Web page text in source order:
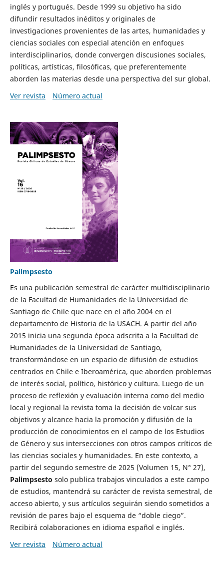
inglés y portugués. Desde 1999 su objetivo ha sido
difundir resultados inéditos y originales de
investigaciones provenientes de las artes, humanidades y
ciencias sociales con especial atención en enfoques
interdisciplinarios, donde convergen discusiones sociales,
políticas, artísticas, filosóficas, que preferentemente
aborden las materias desde una perspectiva del sur global.
Ver revista
Número actual
Palimpsesto
Es una publicación semestral de carácter multidisciplinario
de la Facultad de Humanidades de la Universidad de
Santiago de Chile que nace en el año 2004 en el
departamento de Historia de la USACH. A partir del año
2015 inicia una segunda época adscrita a la Facultad de
Humanidades de la Universidad de Santiago,
transformándose en un espacio de difusión de estudios
centrados en Chile e Iberoamérica, que aborden problemas
de interés social, político, histórico y cultura. Luego de un
proceso de reflexión y evaluación interna como del medio
local y regional la revista toma la decisión de volcar sus
objetivos y alcance hacia la promoción y difusión de la
producción de conocimientos en el campo de los Estudios
de Género y sus intersecciones con otros campos críticos de
las ciencias sociales y humanidades. En este contexto, a
partir del segundo semestre de 2025 (Volumen 15, N° 27),
Palimpsesto solo publica trabajos vinculados a este campo
de estudios, mantendrá su carácter de revista semestral, de
acceso abierto, y sus artículos seguirán siendo sometidos a
revisión de pares bajo el esquema de “doble ciego”.
Recibirá colaboraciones en idioma español e inglés.
Ver revista
Número actual